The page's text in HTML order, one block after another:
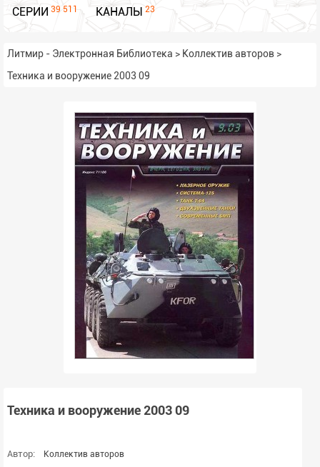
СЕРИИ 39 511 КАНАЛЫ 23
Литмир - Электронная Библиотека > Коллектив авторов >
Техника и вооружение 2003 09
Техника и вооружение 2003 09
Автор: Коллектив авторов